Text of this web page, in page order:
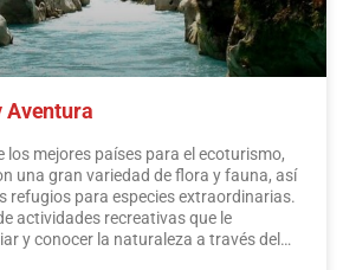
Aventura
los mejores países para el ecoturismo,
una gran variedad de flora y fauna, así
refugios para especies extraordinarias.
actividades recreativas que le
y conocer la naturaleza a través del